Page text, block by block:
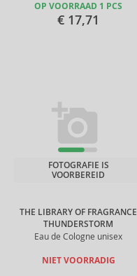
OP VOORRAAD 1 PCS
€ 17,71
THE LIBRARY OF FRAGRANCE
THUNDERSTORM
Eau de Cologne unisex
FOTOGRAFIE IS
VOORBEREID
NIET VOORRADIG